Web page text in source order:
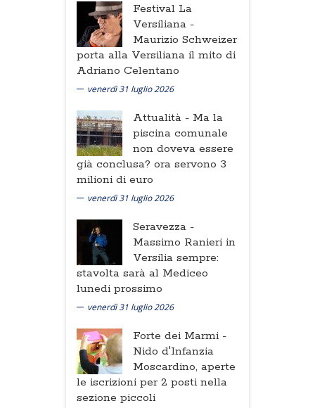
Festival La
Versiliana -
Maurizio Schweizer
porta alla Versiliana il mito di
Adriano Celentano
venerdì 31 luglio 2026
Attualità - Ma la
piscina comunale
non doveva essere
già conclusa? ora servono 3
milioni di euro
venerdì 31 luglio 2026
Seravezza -
Massimo Ranieri in
Versilia sempre:
stavolta sarà al Mediceo
lunedi prossimo
venerdì 31 luglio 2026
Forte dei Marmi -
Nido d'Infanzia
Moscardino, aperte
le iscrizioni per 2 posti nella
sezione piccoli